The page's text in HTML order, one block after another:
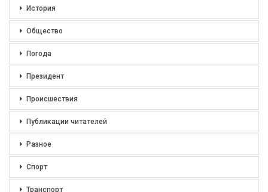
История
Общество
Погода
Президент
Происшествия
Публикации читателей
Разное
Спорт
Транспорт